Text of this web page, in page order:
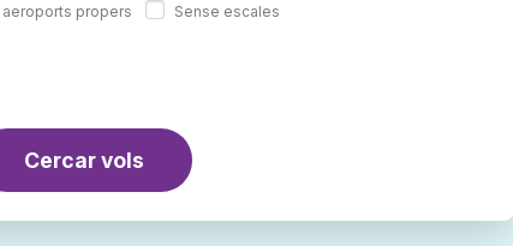
aeroports propers Sense escales
Cercar vols